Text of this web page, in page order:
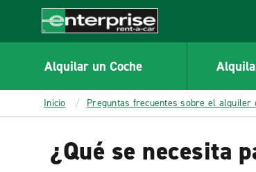
CONTENT
Enterprise
Alquilar un Coche
Inicio Preguntas frecuentes sobre el alquiler
¿Qué se necesita